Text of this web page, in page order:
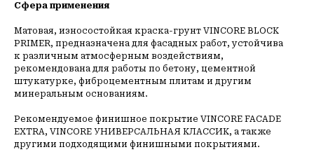
Сфера применения
Матовая, износостойкая краска-грунт VINCORE BLOCK
PRIMER, предназначена для фасадных работ, устойчива
к различным атмосферным воздействиям,
рекомендована для работы по бетону, цементной
штукатурке, фиброцементным плитам и другим
минеральным основаниям.
Рекомендуемое финишное покрытие VINCORE FACADE
EXTRA, VINCORE УНИВЕРСАЛЬНАЯ КЛАССИК, а также
другими подходящими финишными покрытиями.